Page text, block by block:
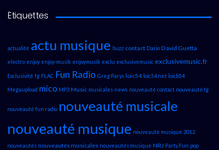
Étiquettes
actualité actu musique buzz contact Dario David Guetta
electro enjoy enjoy-musik enjoymusik exclu exclusivemusic exclusivemusic.fr
Exclusivité fg FLAC Fun Radio Greg Parys loic54 loic54.net loicb54
Megaupload mico MP3 Music musicales news nouveauté contact nouveauté fg
nouveauté fun radio nouveauté musicale
nouveauté musique nouveauté musique 2012
nouveautés nouveautés musicales nouveautés musique NRJ Party Fun pop